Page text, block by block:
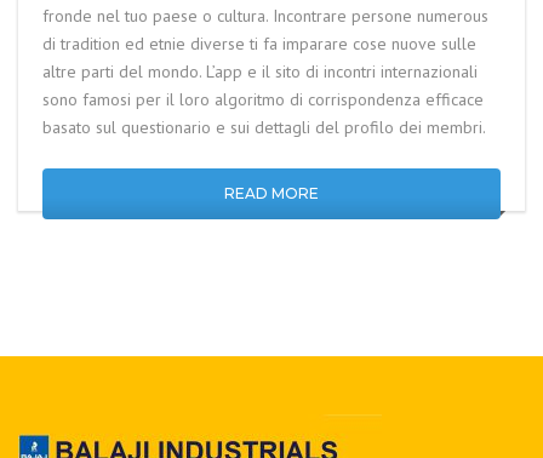
fronde nel tuo paese o cultura. Incontrare persone numerous
di tradition ed etnie diverse ti fa imparare cose nuove sulle
altre parti del mondo. L’app e il sito di incontri internazionali
sono famosi per il loro algoritmo di corrispondenza efficace
basato sul questionario e sui dettagli del profilo dei membri.
READ MORE